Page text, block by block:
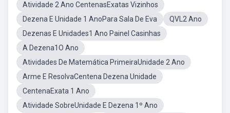
Atividade 2 Ano CentenasExatas Vizinhos
Dezena E Unidade 1 AnoPara Sala De Eva
QVL2 Ano
Dezenas E Unidades1 Ano Painel Casinhas
A Dezena1O Ano
Atividades De Matemática PrimeiraUnidade 2 Ano
Arme E ResolvaCentena Dezena Unidade
CentenaExata 1 Ano
Atividade SobreUnidade E Dezena 1º Ano